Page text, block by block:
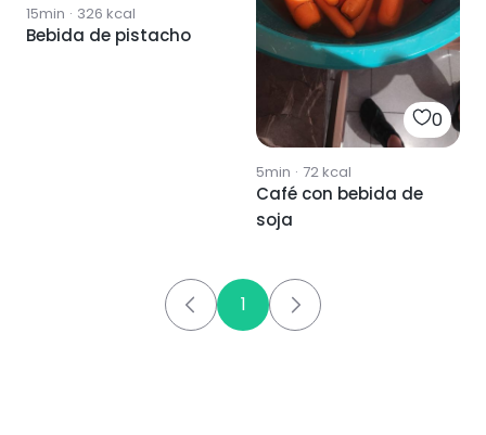
15min · 326 kcal
Bebida de pistacho
0
5min · 72kcal
Café con bebida de
soja
1